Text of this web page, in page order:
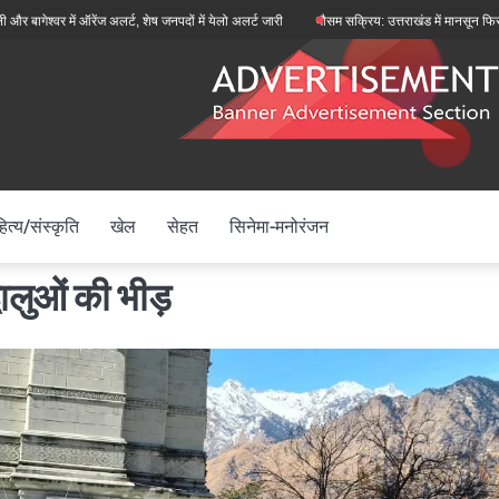
में ऑरेंज अलर्ट, शेष जनपदों में येलो अलर्ट जारी मौसम सक्रिय: उत्तराखंड में मानसून फिर से
संस्कृति खेल सेहत सिनेमा-मनोरंजन
की भीड़